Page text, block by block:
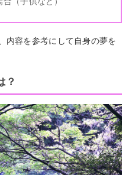
内容を参考にして自身の夢を
？